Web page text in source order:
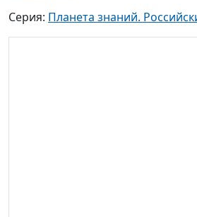
Серия: Планета знаний.